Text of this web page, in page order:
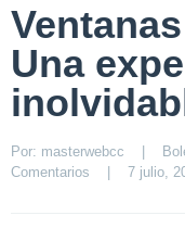
Una
Por: masterwebcc |
Comentarios
| 7 julio,